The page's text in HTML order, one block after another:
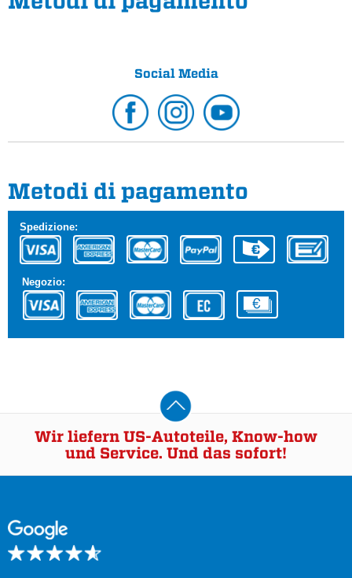
Social Media
Metodi di pagamento
Spedizione:
Negozio:
Wir liefern US-Autoteile, Know-how
und Service. Und das sofort!